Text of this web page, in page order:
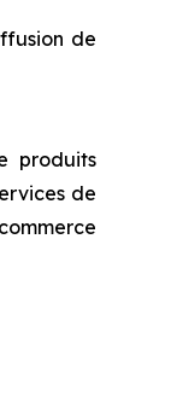
de
produits
de